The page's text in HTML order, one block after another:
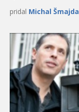
pridal Michal Šmajda